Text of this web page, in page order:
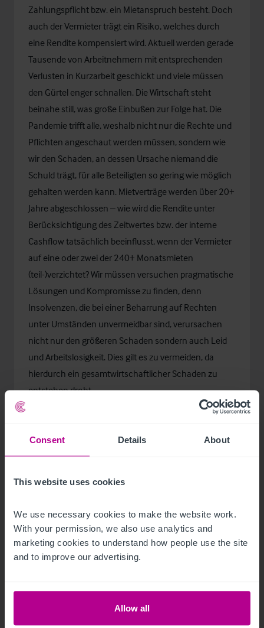
Consent Details About
This website uses cookies
We use necessary cookies to make the website work.
With your permission, we also use analytics and
marketing cookies to understand how people use the site
and to improve our advertising.
Allow all
Zahlungspflicht bzw. ein Mietanspruch besteht. Doch
auch der Vermieter trägt ein Risiko, welches durch
eine Rendite kompensiert wird. Aktuell werden gerade
Tausende von Arbeitnehmern mit entsprechenden
Verlusten in Kurzarbeit geschickt und viele müssen
den Gürtel enger schnallen. Die Wirtschaft steht
beinahe still, was große Einbußen zur Folge hat. Die
Pandemie trifft alle, weshalb nicht nur die Rechte und
Pflichten angeschaut werden müssen, sondern wie
wir den Schaden, an dessen Ursache niemand die
Schuld trägt, für alle Beteiligten so gering wie möglich
gehalten werden kann. Mietverträge werden über 20+
Jahre abgeschlossen – wie wird die Rendite unter
Berücksichtigung des Zeitwertes bzw. der interne
Cashflow tatsächlich beeinflusst, wenn der Vermieter
auf eine oder zwei der 240+ Monatsmieten
(teil-)verzichtet? Wir müssen versuchen pragmatische
Lösungen und Kompromisse zu finden, denn
Insolvenzen, die bei einer Beharrung auf Rechten
unter Umständen unvermeidbar sind, verursachen
nicht nur den größeren Schaden sondern auch Leid
und Arbeitslosigkeit. Dies gilt es zu vermeiden, da
hierdurch ein gesamtwirtschaftlicher Schaden zu
entstehen droht.
Dieser Blogbeitrag wurde verfasst von Patrik Hug.
View other related news and insights